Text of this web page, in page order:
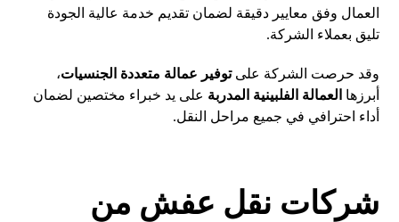
العمال وفق معايير دقيقة لضمان تقديم خدمة عالية الجودة
تليق بعملاء الشركة.
وقد حرصت الشركة علىتوفير عمالة متعددة الجنسيات،
أبرزها العمالة الفلبينية المدربة على يد خبراء مختصين لضمان
أداء احترافي في جميع مراحل النقل.
شركات نقل عفش من